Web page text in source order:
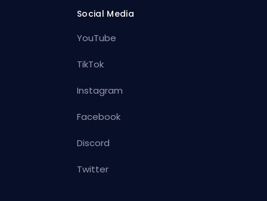
Social Media
YouTube
TikTok
Instagram
Facebook
Discord
Twitter